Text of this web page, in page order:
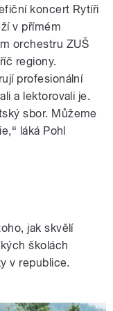
koncert Rytíři
v přímém
orchestru ZUŠ
regiony.
profesionální
a lektorovali je.
sbor. Můžeme
láká Pohl
jak skvělí
školách
v republice.